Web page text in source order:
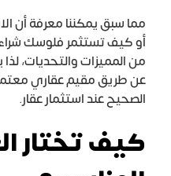
مما سبق يمكننا معرفة أن
أو كيف تستثمر فلوسك شراء
من المميزات والتحديات،
عن طريق مقيم عقاري معتمد
الصحيح عند استثمار عقار.
كيف تختار